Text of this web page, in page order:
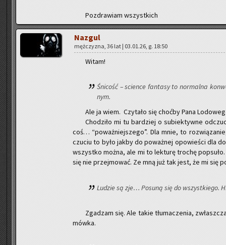
Po­zdra­wiam wszyst­kich
Na­zgul
męż­czy­zna, 36 lat | 03.01.26, g. 18:50
Witam!
Śni­cość – scien­ce fan­ta­sy to nor­mal­na
nym.
Ale ja wiem. Czy­ta­ło się choć­by Pana
Cho­dzi­ło mi tu bar­dziej o su­biek­tyw­ne
coś… “po­waż­niej­sze­go”. Dla mnie, to
czu­ciu to było jakby do po­waż­nej opo­wie­ści dla
wszyst­ko można, ale mi to lek­tu­rę tro­chę po­psu­ło.
się nie przej­mo­wać. Ze mną już tak jest, że mi się
Lu­dzie są zje… Po­su­ną się do wszyst­kie­go.
Zga­dzam się. Ale takie tłu­ma­cze­nia,
mów­ka.